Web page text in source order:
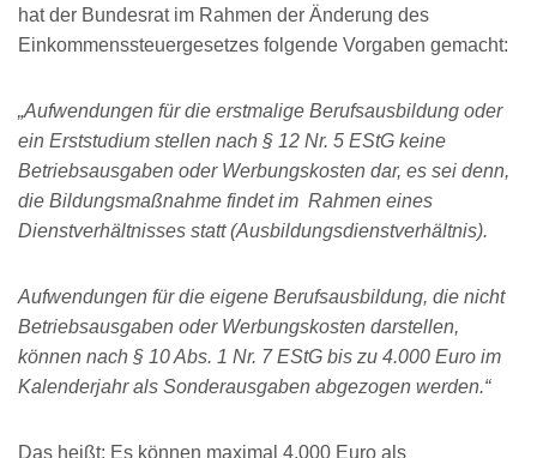
hat der Bundesrat im Rahmen der Änderung des
Einkommenssteuergesetzes folgende Vorgaben gemacht:
„Aufwendungen für die erstmalige Berufsausbildung oder
ein Erststudium stellen nach § 12 Nr. 5 EStG keine
Betriebsausgaben oder Werbungskosten dar, es sei denn,
die Bildungsmaßnahme findet im Rahmen eines
Dienstverhältnisses statt (Ausbildungsdienstverhältnis).
Aufwendungen für die eigene Berufsausbildung, die nicht
Betriebsausgaben oder Werbungskosten darstellen,
können nach § 10 Abs. 1 Nr. 7 EStG bis zu 4.000 Euro im
Kalenderjahr als Sonderausgaben abgezogen werden.“
Das heißt: Es können maximal 4.000 Euro als